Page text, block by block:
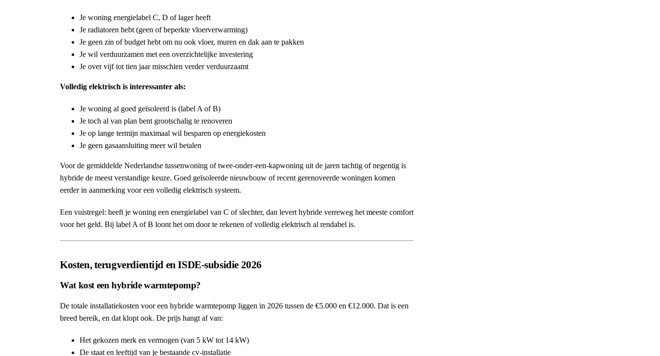
Je woning energielabel C, D of lager heeft
Je radiatoren hebt (geen of beperkte vloerverwarming)
Je geen zin of budget hebt om nu ook vloer, muren en dak aan te pakken
Je wil verduurzamen met een overzichtelijke investering
Je over vijf tot tien jaar misschien verder verduurzaamt
Volledig elektrisch is interessanter als:
Je woning al goed geïsoleerd is (label A of B)
Je toch al van plan bent grootschalig te renoveren
Je op lange termijn maximaal wil besparen op energiekosten
Je geen gasaansluiting meer wil betalen
Voor de gemiddelde Nederlandse tussenwoning of twee-onder-een-kapwoning uit de jaren tachtig of negentig is
hybride de meest verstandige keuze. Goed geïsoleerde nieuwbouw of recent gerenoveerde woningen komen
eerder in aanmerking voor een volledig elektrisch systeem.
Een vuistregel: heeft je woning een energielabel van C of slechter, dan levert hybride verreweg het meeste comfort
voor het geld. Bij label A of B loont het om door te rekenen of volledig elektrisch al rendabel is.
Kosten, terugverdientijd en ISDE-subsidie 2026
Wat kost een hybride warmtepomp?
De totale installatiekosten voor een hybride warmtepomp liggen in 2026 tussen de €5.000 en €12.000. Dat is een
breed bereik, en dat klopt ook. De prijs hangt af van:
Het gekozen merk en vermogen (van 5 kW tot 14 kW)
De staat en leeftijd van je bestaande cv-installatie